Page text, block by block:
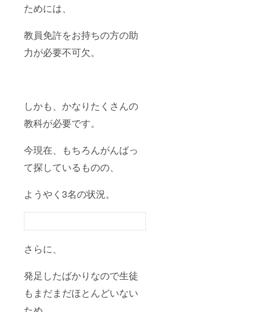
ためには、
教員免許をお持ちの方の助
力が必要不可欠。
しかも、かなりたくさんの
教科が必要です。
今現在、もちろんがんばっ
て探しているものの、
ようやく3名の状況。
さらに、
発足したばかりなので生徒
もまだまだほとんどいない